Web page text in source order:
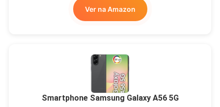
Ver na Amazon
Smartphone Samsung Galaxy A56 5G